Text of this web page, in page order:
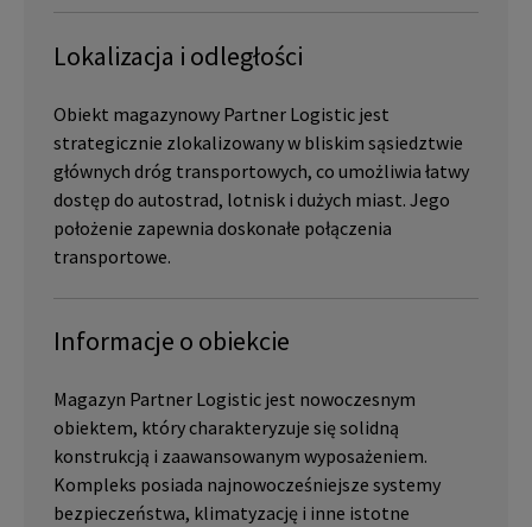
Lokalizacja i odległości
Obiekt magazynowy Partner Logistic jest
strategicznie zlokalizowany w bliskim sąsiedztwie
głównych dróg transportowych, co umożliwia łatwy
dostęp do autostrad, lotnisk i dużych miast. Jego
położenie zapewnia doskonałe połączenia
transportowe.
Informacje o obiekcie
Magazyn Partner Logistic jest nowoczesnym
obiektem, który charakteryzuje się solidną
konstrukcją i zaawansowanym wyposażeniem.
Kompleks posiada najnowocześniejsze systemy
bezpieczeństwa, klimatyzację i inne istotne